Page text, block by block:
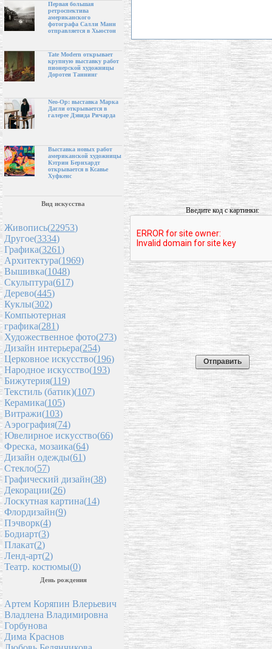
Первая большая
ретроспектива
американского
фотографа Салли Манн
отправляется в Хьюстон
Tate Modern открывает
крупную выставку работ
пионерской художницы
Доротеи Таннинг
Neo-Op: выставка Марка
Дагли открывается в
галерее Дэвида Ричарда
Выставка новых работ
американской художницы
Кэтрин Бернхардт
открывается в Ксавье
Хуфкенс
Вид искусства
Живопись(22953)
Другое(3334)
Графика(3261)
Архитектура(1969)
Вышивка(1048)
Скульптура(617)
Дерево(445)
Куклы(302)
Компьютерная
графика(281)
Художественное фото(273)
Дизайн интерьера(254)
Церковное искусство(196)
Народное искусство(193)
Бижутерия(119)
Текстиль (батик)(107)
Керамика(105)
Витражи(103)
Аэрография(74)
Ювелирное искусство(66)
Фреска, мозаика(64)
Дизайн одежды(61)
Стекло(57)
Графический дизайн(38)
Декорации(26)
Лоскутная картина(14)
Флордизайн(9)
Пэчворк(4)
Бодиарт(3)
Плакат(2)
Ленд-арт(2)
Театр. костюмы(0)
День рождения
Артем Коряпин Влерьевич
Владлена Владимировна
Горбунова
Дима Краснов
Введите код с картинки: